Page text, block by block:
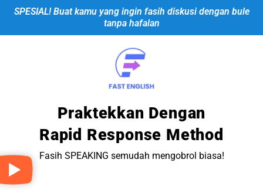
SPESIAL! Buat kamu yang ingin fasih diskusi dengan bule
tanpa hafalan
Praktekkan Dengan
Rapid Response Method
Fasih SPEAKING semudah mengobrol biasa!